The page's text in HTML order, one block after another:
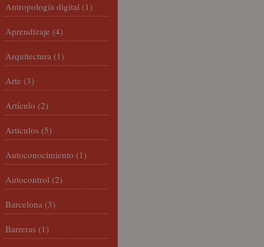
Antropología digital (1)
Aprendizaje (4)
Arquitectura (1)
Arte (3)
Artículo (2)
Artículos (5)
Autoconocimiento (1)
Autocontrol (2)
Barcelona (3)
Barreras (1)